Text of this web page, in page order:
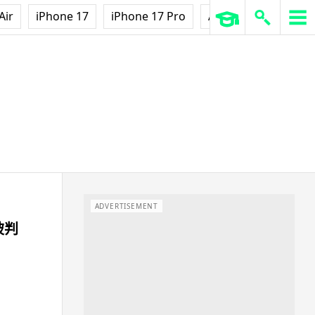
iPhone 17 iPhone 17 Pro AirPods Pro 3
ADVERTISEMENT